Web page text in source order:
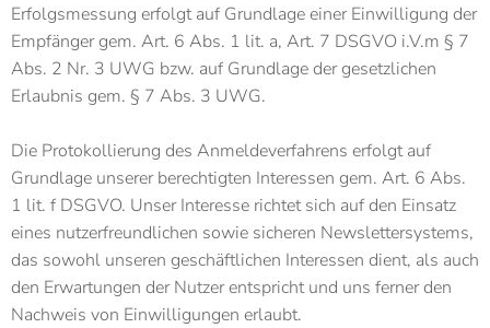
Erfolgsmessung erfolgt auf Grundlage einer Einwilligung der
Empfänger gem. Art. 6 Abs. 1 lit. a, Art. 7 DSGVO i.V.m § 7
Abs. 2 Nr. 3 UWG bzw. auf Grundlage der gesetzlichen
Erlaubnis gem. § 7 Abs. 3 UWG.
Die Protokollierung des Anmeldeverfahrens erfolgt auf
Grundlage unserer berechtigten Interessen gem. Art. 6 Abs.
1 lit. f DSGVO. Unser Interesse richtet sich auf den Einsatz
eines nutzerfreundlichen sowie sicheren Newslettersystems,
das sowohl unseren geschäftlichen Interessen dient, als auch
den Erwartungen der Nutzer entspricht und uns ferner den
Nachweis von Einwilligungen erlaubt.